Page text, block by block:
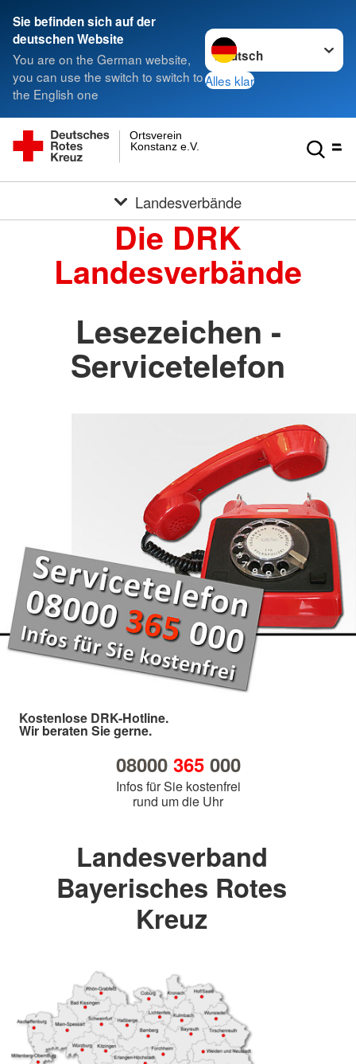
Sie befinden sich auf der
deutschen Website
You are on the German website,
you can use the switch to switch to
the English one
Sprache wechseln zu
Alles klar
Konstanz e.V.
Ortsverein
Landesverbände
Die DRK
Landesverbände
Lesezeichen -
Servicetelefon
Kostenlose DRK-Hotline.
Wir beraten Sie gerne.
08000 365000
Infos für Sie kostenfrei
rund um die Uhr
Landesverband
Bayerisches Rotes
Kreuz